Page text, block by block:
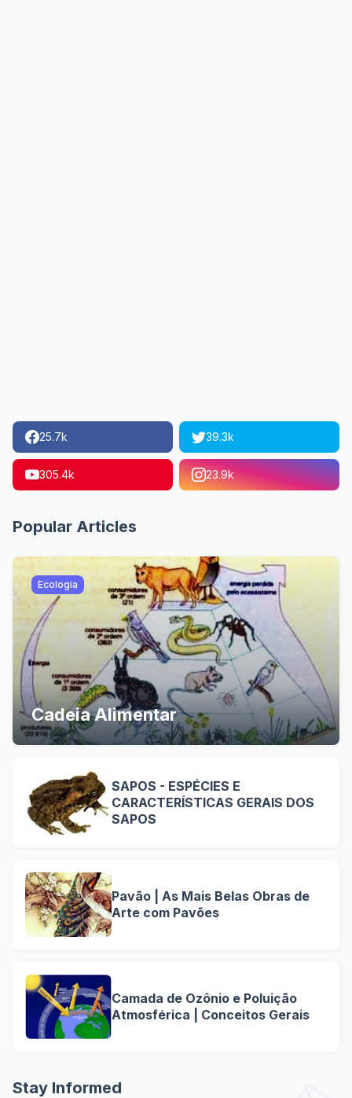
25.7k 39.3k
305.4k 23.9k
Popular Articles
Ecologia
Cadeia Alimentar
SAPOS - ESPÉCIES E
CARACTERÍSTICAS GERAIS DOS
SAPOS
Pavão | As Mais Belas Obras de
Arte com Pavões
Camada de Ozônio e Poluição
Atmosférica | Conceitos Gerais
Stay Informed